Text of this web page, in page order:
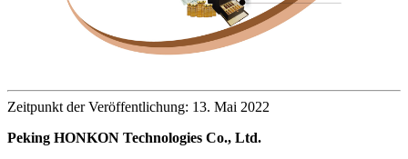
Zeitpunkt der Veröffentlichung: 13. Mai 2022
Peking HONKON Technologies Co., Ltd.